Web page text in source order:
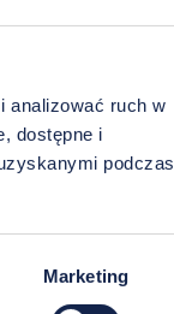
analizować ruch w
dostępne i
podczas
Marketing